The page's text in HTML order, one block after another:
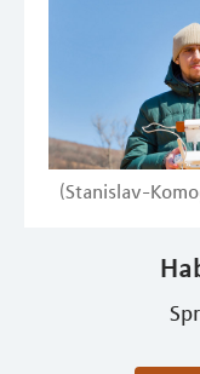
(Stanislav-